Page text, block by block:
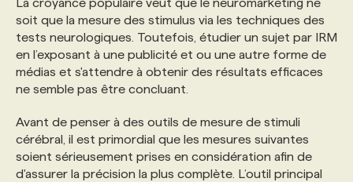
La croyance populaire veut que le neuromarketing ne
soit que la mesure des stimulus via les techniques des
tests neurologiques. Toutefois, étudier un sujet par IRM
en l’exposant à une publicité et ou une autre forme de
médias et s'attendre à obtenir des résultats efficaces
ne semble pas être concluant.
Avant de penser à des outils de mesure de stimuli
cérébral, il est primordial que les mesures suivantes
soient sérieusement prises en considération afin de
d'assurer la précision la plus complète. L’outil principal